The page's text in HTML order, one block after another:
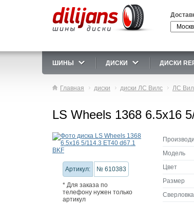
ШИНЫ ДИСКИ ДИСКИ
Главная диски диски ЛС Вилс ЛС
LS Wheels 1368 6.5x16
Артикул: № 610383
* Для заказа по
телефону нужен только
артикул
Модель
Цвет
Размер